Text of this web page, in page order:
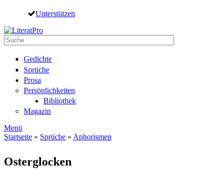
Direkt zum Inhalt
Unterstützen
Suche
Gedichte
Sprüche
Prosa
Persönlichkeiten
Bibliothek
Magazin
Menü
Startseite » Sprüche » Aphorismen
Osterglocken